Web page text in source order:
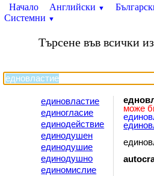
Начало Английски ▼
Системни ▼
Търсене във всички
единовластие
единогласие
единодействие
единодушен
единодушие
единодушно
единомислие
може